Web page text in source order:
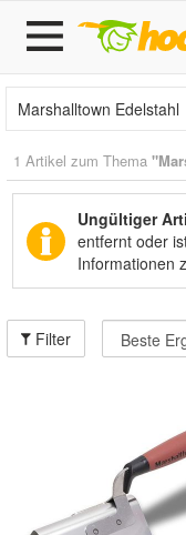
1 Artikel zum Thema
Ungültiger
entfernt oder
Informationen
Filter